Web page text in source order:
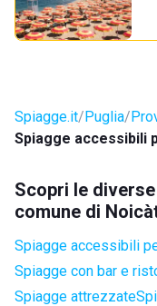
Spiagge.it Puglia
Spiagge accessibili
Scopri le
comune di
Spiagge accessibili
Spiagge con bar e
Spiagge attrezzate